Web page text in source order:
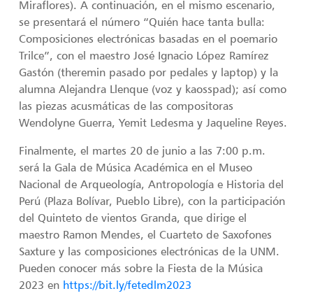
Miraflores). A continuación, en el mismo escenario,
se presentará el número “Quién hace tanta bulla:
Composiciones electrónicas basadas en el poemario
Trilce”, con el maestro José Ignacio López Ramírez
Gastón (theremin pasado por pedales y laptop) y la
alumna Alejandra Llenque (voz y kaosspad); así como
las piezas acusmáticas de las compositoras
Wendolyne Guerra, Yemit Ledesma y Jaqueline Reyes.
Finalmente, el martes 20 de junio a las 7:00 p.m.
será la Gala de Música Académica en el Museo
Nacional de Arqueología, Antropología e Historia del
Perú (Plaza Bolívar, Pueblo Libre), con la participación
del Quinteto de vientos Granda, que dirige el
maestro Ramon Mendes, el Cuarteto de Saxofones
Saxture y las composiciones electrónicas de la UNM.
Pueden conocer más sobre la Fiesta de la Música
2023 en https://bit.ly/fetedlm2023